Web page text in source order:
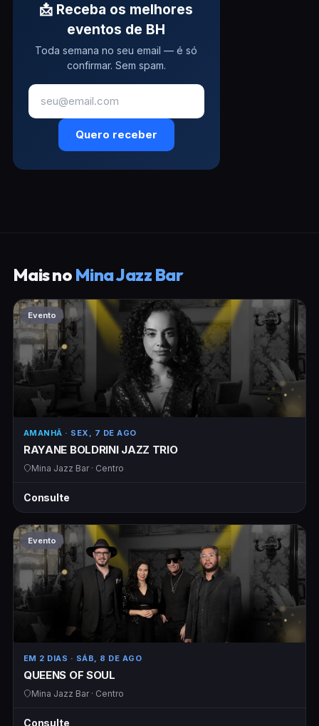
📩 Receba os melhores
eventos de BH
Toda semana no seu email — é só
confirmar. Sem spam.
Quero receber
Mais no Mina Jazz Bar
Evento
AMANHÃ · SEX, 7 DE AGO
RAYANE BOLDRINI JAZZ TRIO
Mina Jazz Bar · Centro
Consulte
Evento
EM 2 DIAS · SÁB, 8 DE AGO
QUEENS OF SOUL
Mina Jazz Bar · Centro
Consulte